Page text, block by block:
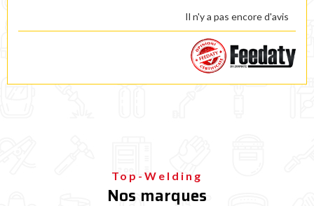
Il n'y a pas encore d'avis
Top-Welding
Nos marques